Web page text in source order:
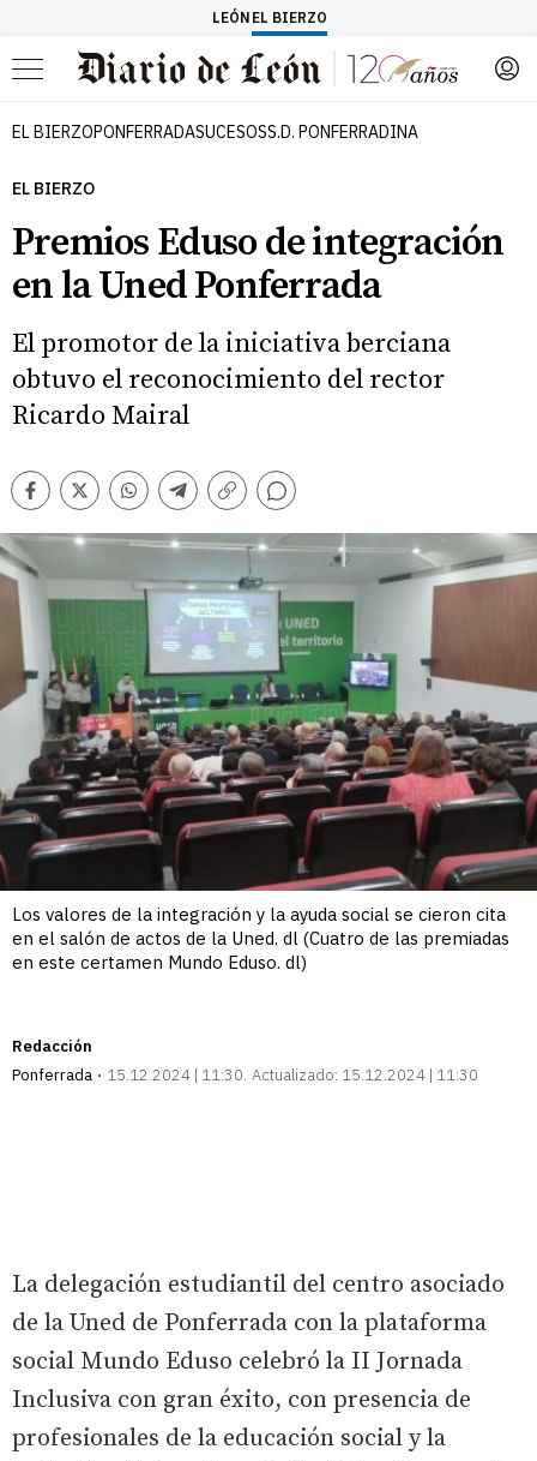
LEÓN EL BIERZO
Menú
EL BIERZOPONFERRADASUCESOSS.D. PONFERRADINA
EL BIERZO
Premios Eduso de integración
en la Uned Ponferrada
El promotor de la iniciativa berciana
obtuvo el reconocimiento del rector
Ricardo Mairal
Facebook
TwitterWhatsappTelegram
Copiar
Comentarios
Los valores de la integración y la ayuda social se cieron cita
en el salón de actos de la Uned. dl (Cuatro de las premiadas
en este certamen Mundo Eduso. dl)
Redacción
Ponferrada
15.12.2024 | 11:30 Actualizado: 15.12.2024 | 11:30
La delegación estudiantil del centro asociado
de la Uned de Ponferrada con la plataforma
social Mundo Eduso celebró la II Jornada
Inclusiva con gran éxito, con presencia de
profesionales de la educación social y la